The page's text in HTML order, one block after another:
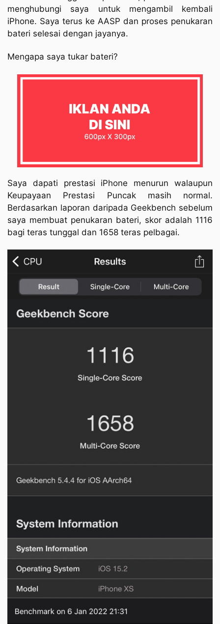
menghubungi saya untuk mengambil kembali
iPhone. Saya terus ke AASP dan proses penukaran
bateri selesai dengan jayanya.
Mengapa saya tukar bateri?
Saya dapati prestasi iPhone menurun walaupun
Keupayaan Prestasi Puncak masih normal.
Berdasarkan laporan daripada Geekbench sebelum
saya membuat penukaran bateri, skor adalah 1116
bagi teras tunggal dan 1658 teras pelbagai.